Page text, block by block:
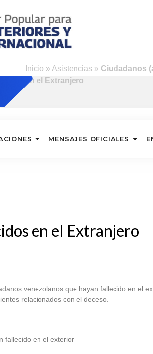
Inicio »Asistencias » Ciudadanos
en el Extranjero
MENSAJES OFICIALES
en el Extranjero
venezolanos que hayan fallecido en el
relacionados con el deceso.
fallecido en el exterior